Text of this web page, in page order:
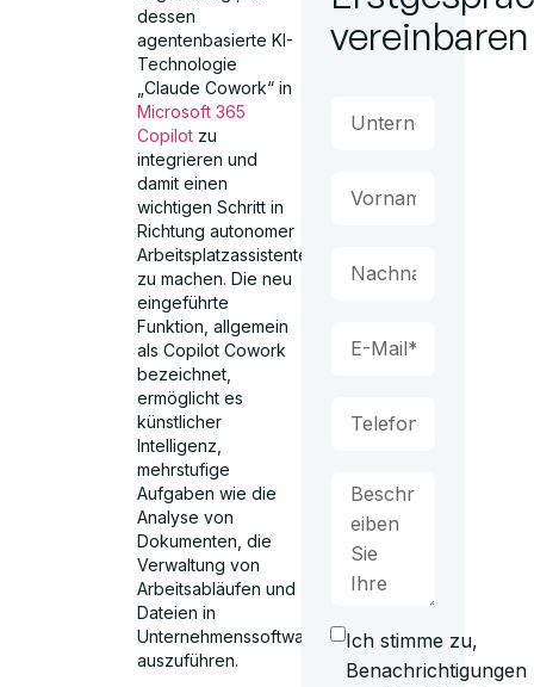
dessen
agentenbasierte KI-
Technologie
„Claude Cowork“ in
Microsoft 365
Copilot zu
integrieren und
damit einen
wichtigen Schritt in
Richtung autonomer
Arbeitsplatzassistenten
zu machen. Die neu
eingeführte
Funktion, allgemein
als Copilot Cowork
bezeichnet,
ermöglicht es
künstlicher
Intelligenz,
mehrstufige
Aufgaben wie die
Analyse von
Dokumenten, die
Verwaltung von
Arbeitsabläufen und
Dateien in
Unternehmenssoftware
auszuführen.
vereinbaren
Ich stimme zu,
Benachrichtigungen